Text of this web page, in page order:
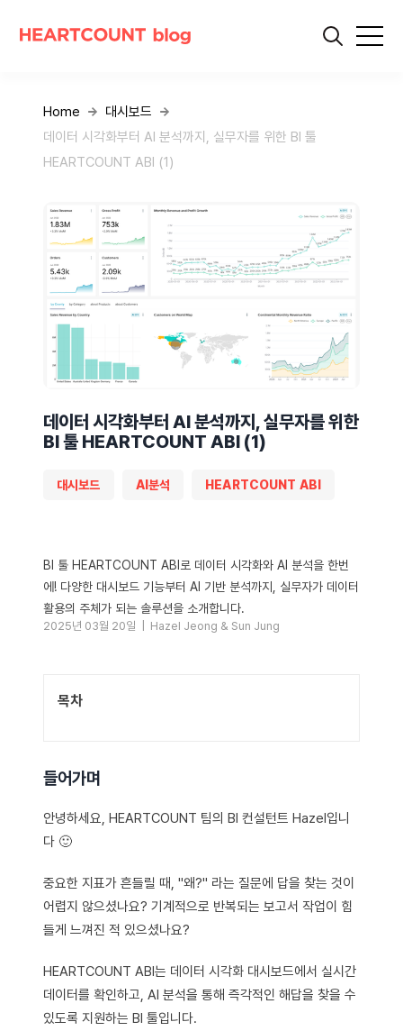
Home
대시보드
데이터 시각화부터 AI 분석까지, 실무자를 위한 BI 툴
HEARTCOUNT ABI (1)
데이터 시각화부터 AI 분석까지, 실무자를 위한
BI 툴 HEARTCOUNT ABI (1)
대시보드 AI분석 HEARTCOUNT ABI
BI 툴 HEARTCOUNT ABI로 데이터 시각화와 AI 분석을 한번
에! 다양한 대시보드 기능부터 AI 기반 분석까지, 실무자가 데이터
활용의 주체가 되는 솔루션을 소개합니다.
2025년 03월 20일 | Hazel Jeong & Sun Jung
목차
들어가며
안녕하세요, HEARTCOUNT 팀의 BI 컨설턴트 Hazel입니
다 🙂
중요한 지표가 흔들릴 때, "왜?" 라는 질문에 답을 찾는 것이
어렵지 않으셨나요? 기계적으로 반복되는 보고서 작업이 힘
들게 느껴진 적 있으셨나요?
HEARTCOUNT ABI는 데이터 시각화 대시보드에서 실시간
데이터를 확인하고, AI 분석을 통해 즉각적인 해답을 찾을 수
있도록 지원하는 BI 툴입니다.